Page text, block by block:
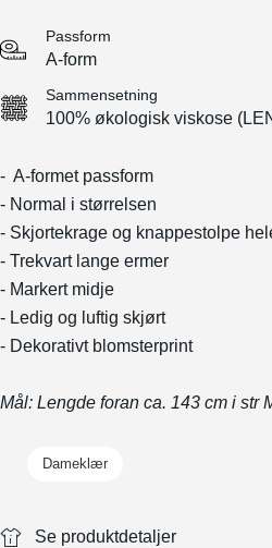
Passform
A-form
Sammensetning
100% økologisk viskose
- A-formet passform
- Normal i størrelsen
- Skjortekrage og knappestolpe
- Trekvart lange ermer
- Markert midje
- Ledig og luftig skjørt
- Dekorativt blomsterprint
Mål: Lengde foran ca. 143 cm i str
Dameklær
Se produktdetaljer